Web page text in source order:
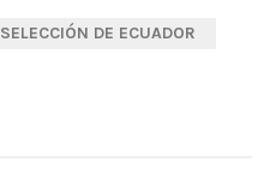
SELECCIÓN DE ECUADOR